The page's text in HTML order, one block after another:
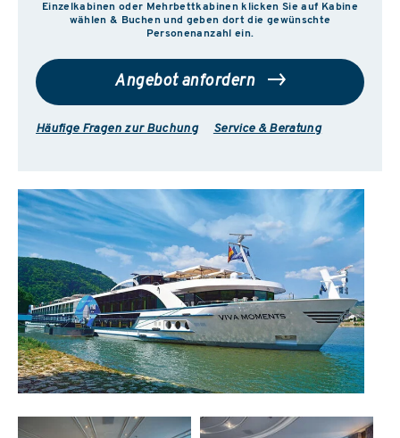
Einzelkabinen oder Mehrbettkabinen klicken Sie auf Kabine
wählen & Buchen und geben dort die gewünschte
Personenanzahl ein.
Angebot anfordern
Häufige Fragen zur Buchung Service & Beratung